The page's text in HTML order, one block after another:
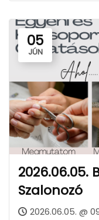
05
JÚN
2026.06.05.
Szalonozó
2026.06.05. @